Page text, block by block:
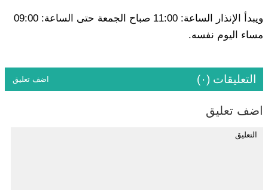
ويبدأ الإنذار الساعة: 11:00 صباح الجمعة حتى الساعة: 09:00
مساء اليوم نفسه.
التعليقات (٠) اضف تعليق
اضف تعليق